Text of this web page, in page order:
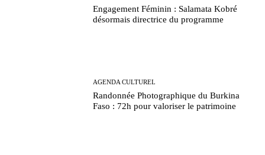
Engagement Féminin : Salamata Kobré
désormais directrice du programme
AGENDA CULTUREL
Randonnée Photographique du Burkina
Faso : 72h pour valoriser le patrimoine